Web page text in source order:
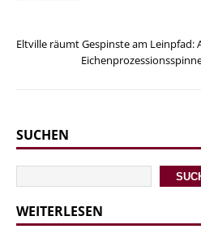
Eltville räumt Gespinste am Leinpfad:
SUCHEN
WEITERLESEN